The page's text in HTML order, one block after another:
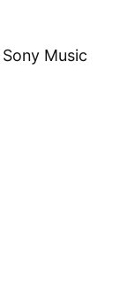
Music